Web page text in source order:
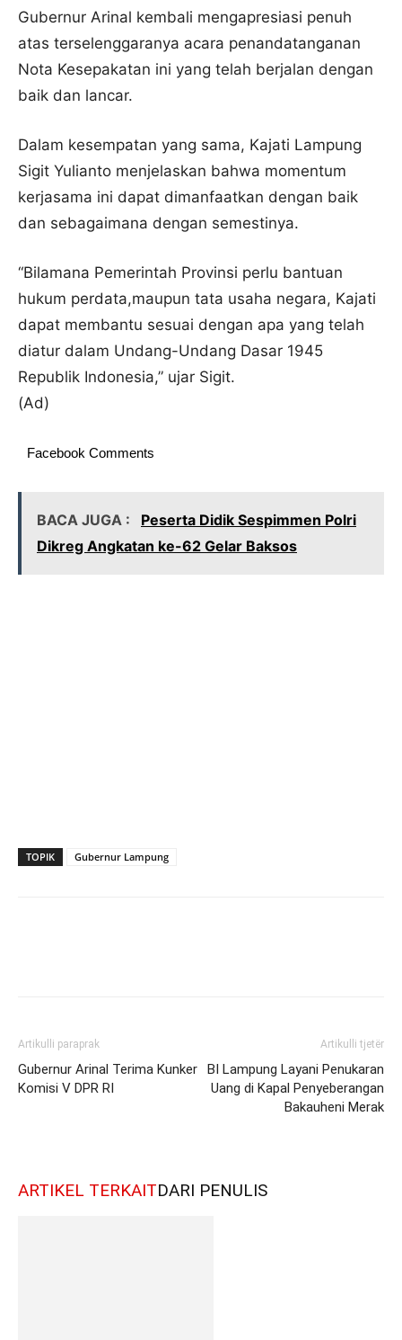
Gubernur Arinal kembali mengapresiasi penuh
atas terselenggaranya acara penandatanganan
Nota Kesepakatan ini yang telah berjalan dengan
baik dan lancar.
Dalam kesempatan yang sama, Kajati Lampung
Sigit Yulianto menjelaskan bahwa momentum
kerjasama ini dapat dimanfaatkan dengan baik
dan sebagaimana dengan semestinya.
“Bilamana Pemerintah Provinsi perlu bantuan
hukum perdata,maupun tata usaha negara, Kajati
dapat membantu sesuai dengan apa yang telah
diatur dalam Undang-Undang Dasar 1945
Republik Indonesia,” ujar Sigit.
(Ad)
Facebook Comments
BACA JUGA :
Peserta Didik Sespimmen Polri
Dikreg Angkatan ke-62 Gelar Baksos
TOPIK Gubernur Lampung
Artikulli paraprak
Gubernur Arinal Terima Kunker
Komisi V DPR RI
Artikulli tjetër
BI Lampung Layani Penukaran
Uang di Kapal Penyeberangan
Bakauheni Merak
ARTIKEL TERKAITDARI PENULIS